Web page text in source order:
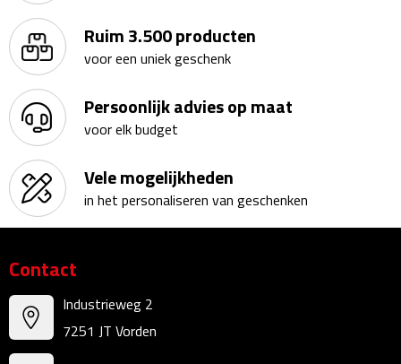
Fleecevesten
Vesten
Broeken
Korte broeken
Lange broeken
Ondergoed & Sokken
Ondergoed
Ruim 3.500 producten
voor een uniek geschenk
Persoonlijk advies op maat
voor elk budget
Vele mogelijkheden
in het personaliseren van geschenken
Contact
Industrieweg 2
7251 JT Vorden